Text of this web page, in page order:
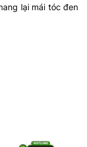
lại mái tóc đen